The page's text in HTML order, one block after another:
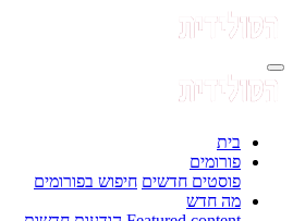
בית
פורומים
פוסטים חדשים חיפוש בפורומים
מה חדש